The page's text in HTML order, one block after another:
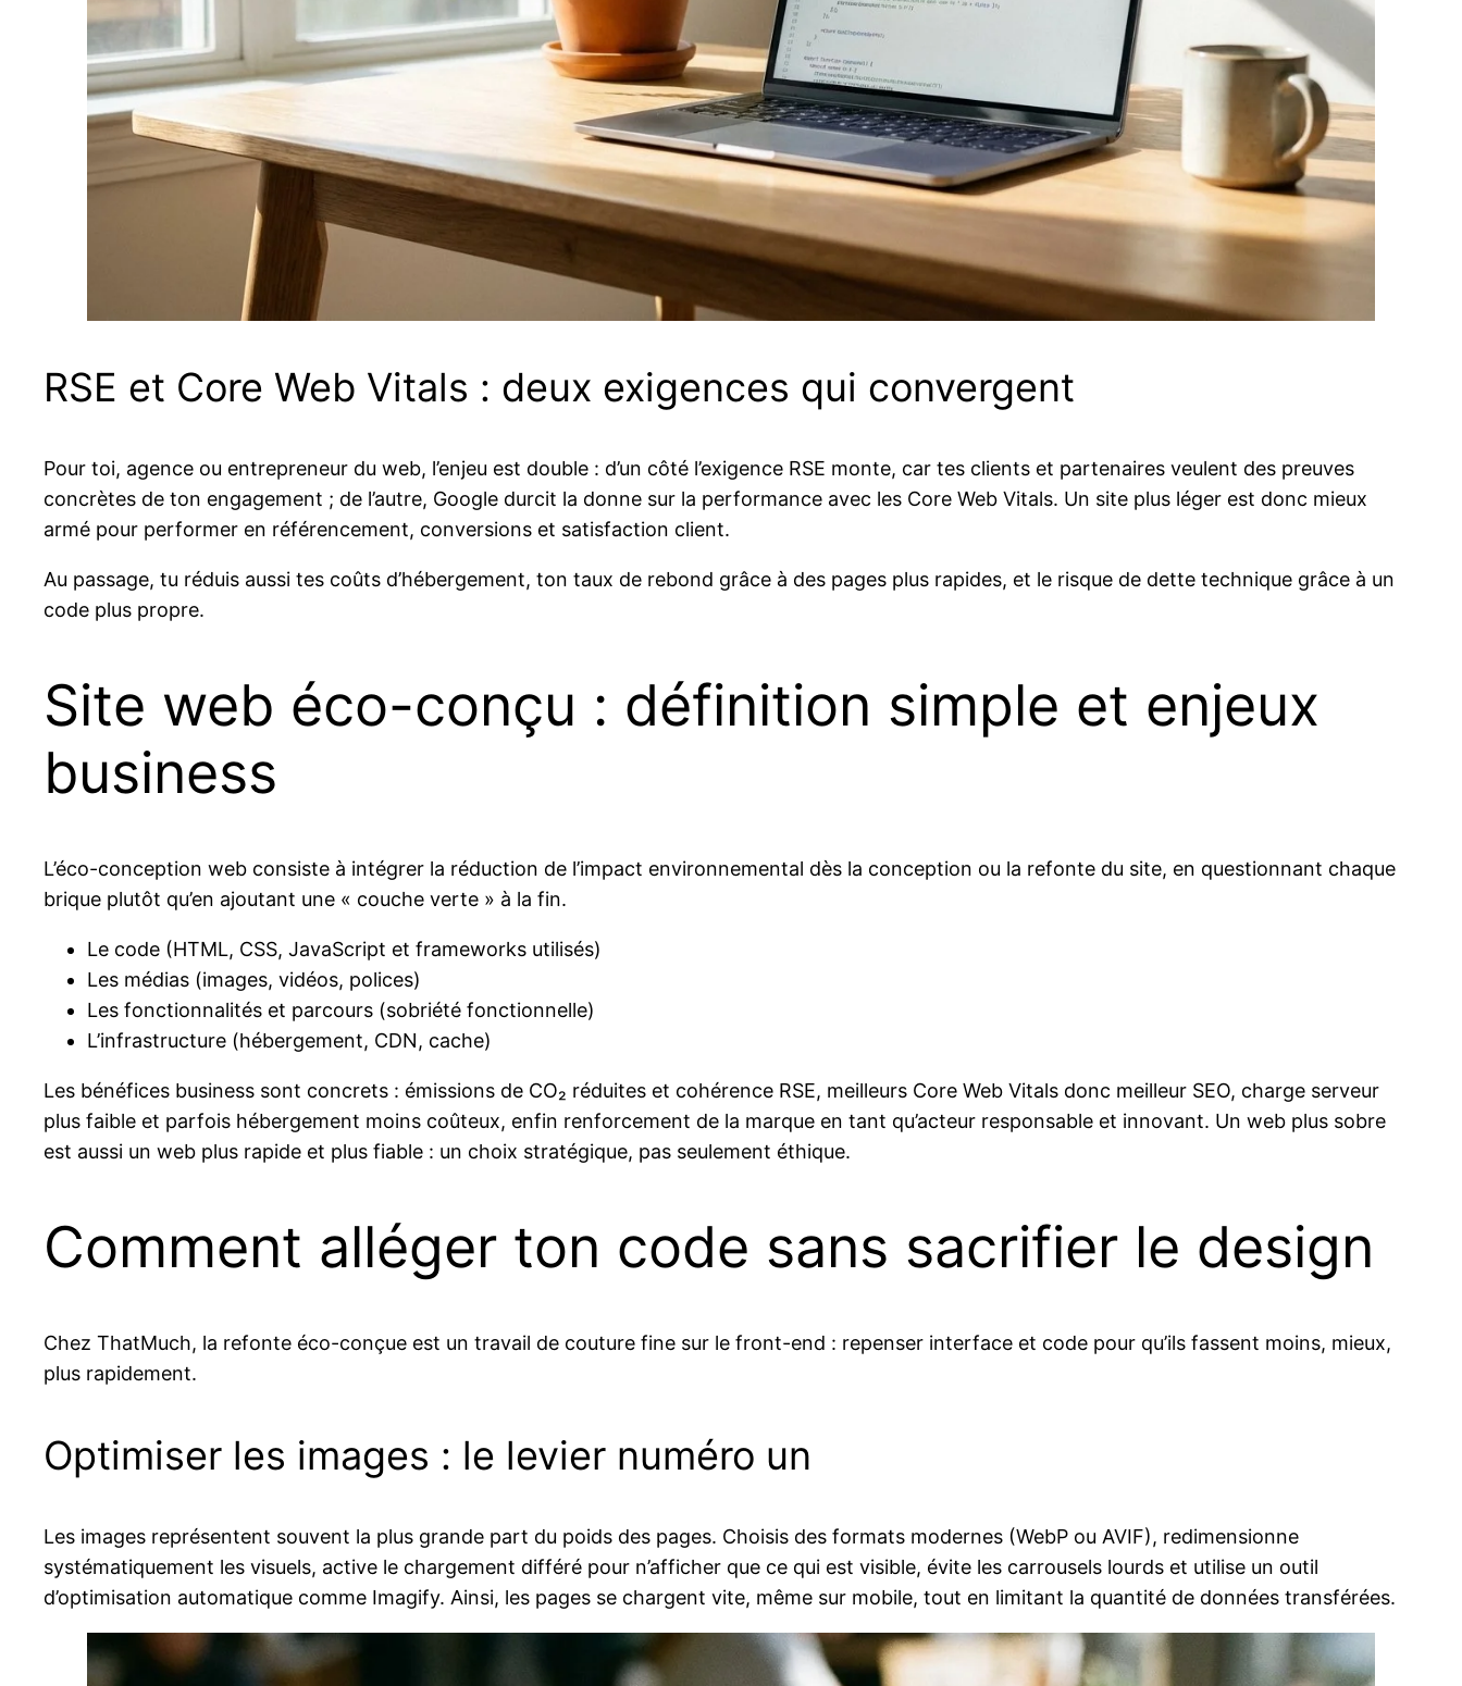
RSE et Core Web Vitals : deux exigences qui convergent
Pour toi, agence ou entrepreneur du web, l’enjeu est double : d’un côté l’exigence RSE monte, car tes clients et partenaires veulent des preuves
concrètes de ton engagement ; de l’autre, Google durcit la donne sur la performance avec les Core Web Vitals. Un site plus léger est donc mieux
armé pour performer en référencement, conversions et satisfaction client.
Au passage, tu réduis aussi tes coûts d’hébergement, ton taux de rebond grâce à des pages plus rapides, et le risque de dette technique grâce à un
code plus propre.
Site web éco-conçu : définition simple et enjeux
business
L’éco-conception web consiste à intégrer la réduction de l’impact environnemental dès la conception ou la refonte du site, en questionnant chaque
brique plutôt qu’en ajoutant une « couche verte » à la fin.
Le code (HTML, CSS, JavaScript et frameworks utilisés)
Les médias (images, vidéos, polices)
Les fonctionnalités et parcours (sobriété fonctionnelle)
L’infrastructure (hébergement, CDN, cache)
Les bénéfices business sont concrets : émissions de CO₂ réduites et cohérence RSE, meilleurs Core Web Vitals donc meilleur SEO, charge serveur
plus faible et parfois hébergement moins coûteux, enfin renforcement de la marque en tant qu’acteur responsable et innovant. Un web plus sobre
est aussi un web plus rapide et plus fiable : un choix stratégique, pas seulement éthique.
Comment alléger ton code sans sacrifier le design
Chez ThatMuch, la refonte éco-conçue est un travail de couture fine sur le front-end : repenser interface et code pour qu’ils fassent moins, mieux,
plus rapidement.
Optimiser les images : le levier numéro un
Les images représentent souvent la plus grande part du poids des pages. Choisis des formats modernes (WebP ou AVIF), redimensionne
systématiquement les visuels, active le chargement différé pour n’afficher que ce qui est visible, évite les carrousels lourds et utilise un outil
d’optimisation automatique comme Imagify. Ainsi, les pages se chargent vite, même sur mobile, tout en limitant la quantité de données transférées.